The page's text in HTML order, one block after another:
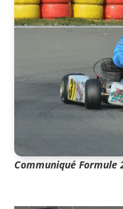
Communiqué Formule